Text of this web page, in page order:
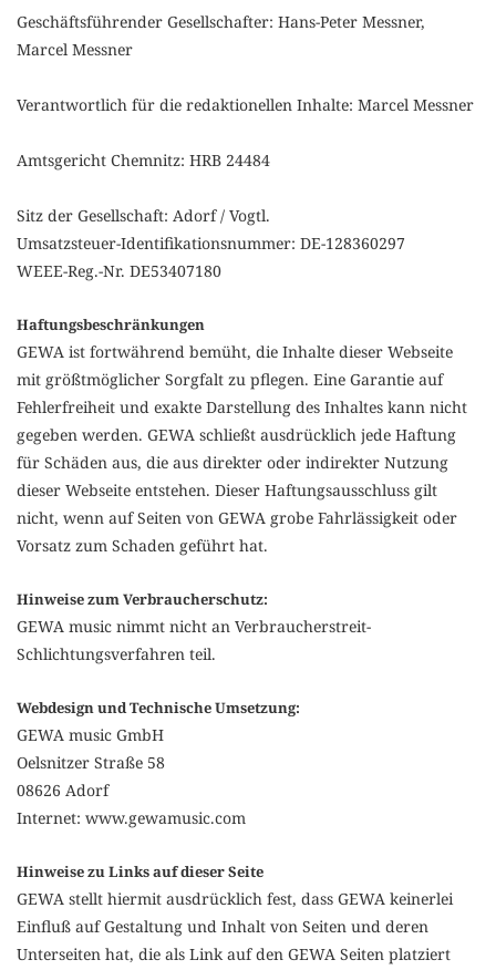
Geschäftsführender Gesellschafter: Hans-Peter Messner,
Marcel Messner
Verantwortlich für die redaktionellen Inhalte: Marcel Messner
Amtsgericht Chemnitz: HRB 24484
Sitz der Gesellschaft: Adorf / Vogtl.
Umsatzsteuer-Identifikationsnummer: DE-128360297
WEEE-Reg.-Nr. DE53407180
Haftungsbeschränkungen
GEWA ist fortwährend bemüht, die Inhalte dieser Webseite
mit größtmöglicher Sorgfalt zu pflegen. Eine Garantie auf
Fehlerfreiheit und exakte Darstellung des Inhaltes kann nicht
gegeben werden. GEWA schließt ausdrücklich jede Haftung
für Schäden aus, die aus direkter oder indirekter Nutzung
dieser Webseite entstehen. Dieser Haftungsausschluss gilt
nicht, wenn auf Seiten von GEWA grobe Fahrlässigkeit oder
Vorsatz zum Schaden geführt hat.
Hinweise zum Verbraucherschutz:
GEWA music nimmt nicht an Verbraucherstreit-
Schlichtungsverfahren teil.
Webdesign und Technische Umsetzung:
GEWA music GmbH
Oelsnitzer Straße 58
08626 Adorf
Internet: www.gewamusic.com
Hinweise zu Links auf dieser Seite
GEWA stellt hiermit ausdrücklich fest, dass GEWA keinerlei
Einfluß auf Gestaltung und Inhalt von Seiten und deren
Unterseiten hat, die als Link auf den GEWA Seiten platziert